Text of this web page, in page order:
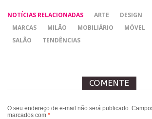
NOTÍCIAS RELACIONADAS ARTE DESIGN
MARCAS
MILÃO MOBILIÁRIO MÓVEL
SALÃO
TENDÊNCIAS
COMENTE
O seu endereço de e-mail não será publicado.
marcados com *